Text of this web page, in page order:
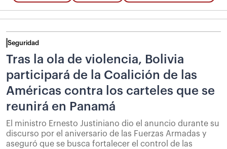
Seguridad
Tras la ola de violencia, Bolivia
participará de la Coalición de las
Américas contra los carteles que se
reunirá en Panamá
El ministro Ernesto Justiniano dio el anuncio durante su
discurso por el aniversario de las Fuerzas Armadas y
aseguró que se busca fortalecer el control de las